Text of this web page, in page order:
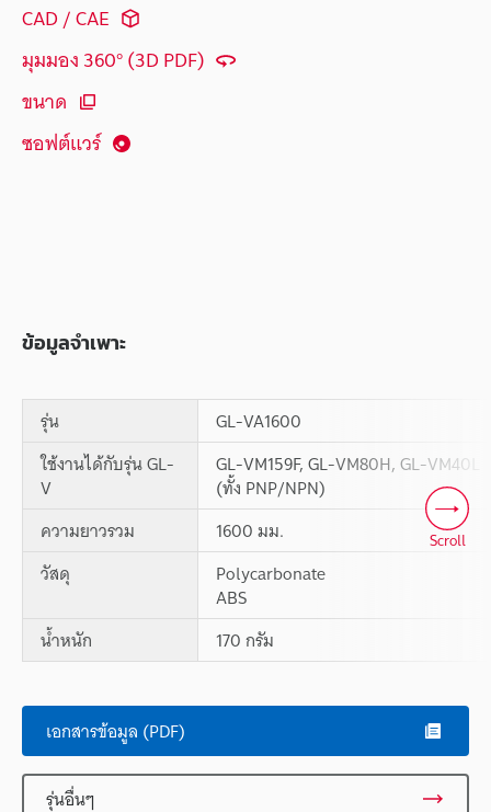
CAD / CAE
มุมมอง 360° (3D PDF)
ขนาด
ซอฟต์แวร์
ข้อมูลจำเพาะ
รุ่น
GL-VA1600
ใช้งานได้กับรุ่น GL-
V
GL-VM159F, GL-VM80H, GL-VM40L
(ทั้ง PNP/NPN)
ความยาวรวม
1600 มม.
วัสดุ
Polycarbonate
ABS
น้ำหนัก
170 กรัม
Scroll
เอกสารข้อมูล (PDF)
รุ่นอื่นๆ